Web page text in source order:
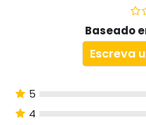
Baseado
Escreva
5
4